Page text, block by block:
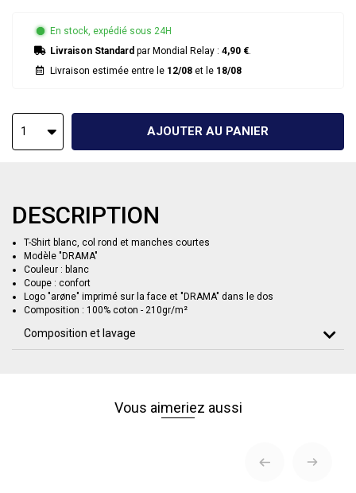
En stock, expédié sous 24H
Livraison Standard par Mondial Relay : 4,90 €
Livraison estimée entre le 12/08 et le 18/08
1 AJOUTER AU PANIER
DESCRIPTION
T-Shirt blanc, col rond et manches courtes
Modèle "DRAMA"
Couleur : blanc
Coupe : confort
Logo "arøne" imprimé sur la face et "DRAMA" dans le dos
Composition : 100% coton - 210gr/m²
Composition et lavage
Vous aimeriez aussi